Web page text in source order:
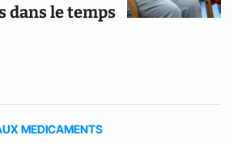
dans le temps
MEDICAMENTS